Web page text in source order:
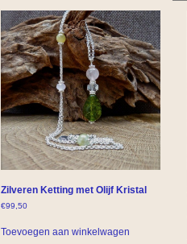
Zilveren Ketting met Olijf Kristal
€99,50
Toevoegen aan winkelwagen